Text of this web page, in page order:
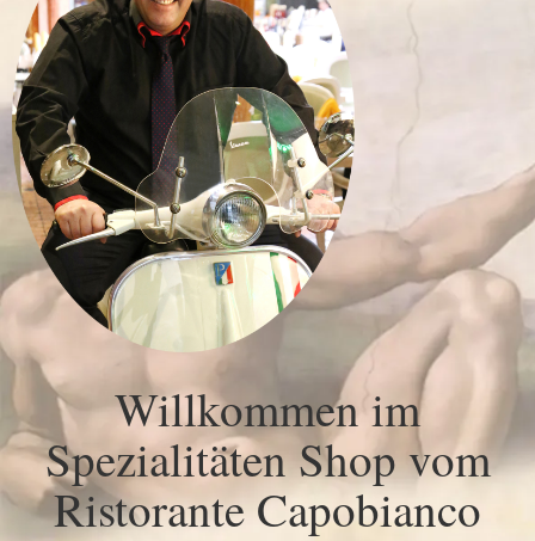
Willkommen im
Spezialitäten Shop vom
Ristorante Capobianco